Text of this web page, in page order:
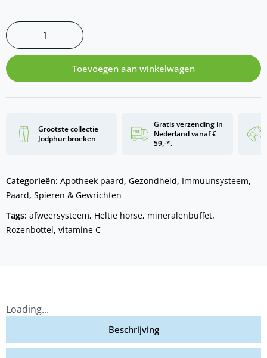
Toevoegen aan winkelwagen
Grootste collectie
Jodphur broeken
Gratis verzending in
Nederland vanaf €
59,-*.
Categorieën: Apotheek paard, Gezondheid, Immuunsysteem,
Paard, Spieren & Gewrichten
Tags: afweersysteem, Heltie horse, mineralenbuffet,
Rozenbottel, vitamine C
Loading...
Beschrijving